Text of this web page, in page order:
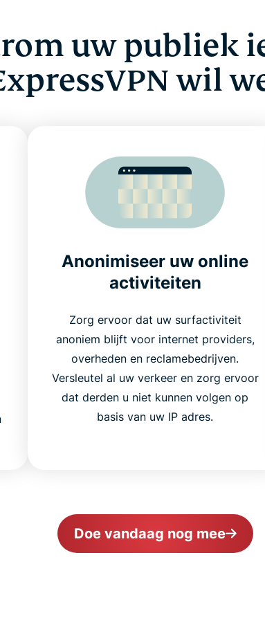
uw publiek
wil
Anonimiseer uw online
activiteiten
Zorg ervoor dat uw surfactiviteit
anoniem blijft voor internet providers,
overheden en reclamebedrijven.
Versleutel al uw verkeer en zorg ervoor
dat derden u niet kunnen volgen op
basis van uw IP adres.
Doe vandaag nog mee